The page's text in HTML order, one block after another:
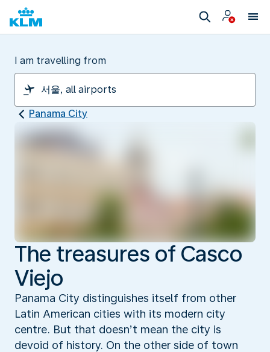
I am travelling from
Panama City
The treasures of Casco
Viejo
Panama City distinguishes itself from other
Latin American cities with its modern city
centre. But that doesn’t mean the city is
devoid of history. On the other side of town